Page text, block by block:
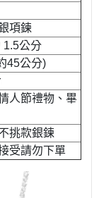
項鍊
1.5公分
45公分)
人節禮物、畢
挑款銀鍊
受請勿下單